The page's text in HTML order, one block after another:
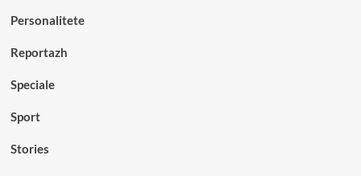
Personalitete
Reportazh
Speciale
Sport
Stories